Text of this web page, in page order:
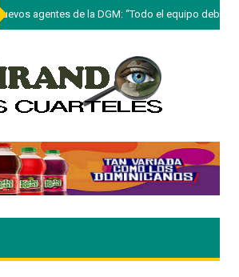
agentes de la DGM: “Todo el equipo debe